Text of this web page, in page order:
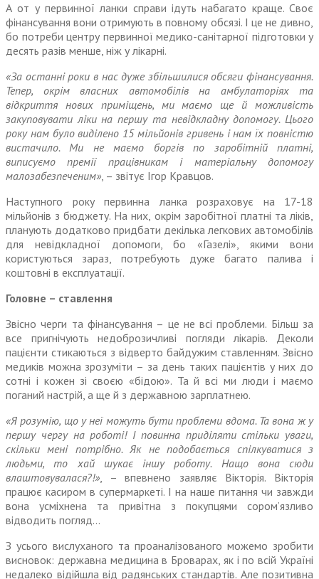
А от у первинної ланки справи ідуть набагато краще. Своє
фінансування вони отримують в повному обсязі. І це не дивно,
бо потреби центру первинної медико-санітарної підготовки у
десять разів менше, ніж у лікарні.
«За останні роки в нас дуже збільшилися обсяги фінансування.
Тепер, окрім власних автомобілів на амбулаторіях та
відкриття нових приміщень, ми маємо ще й можливість
закуповувати ліки на першу та невідкладну допомогу. Цього
року нам було виділено 15 мільйонів гривень і нам їх повністю
вистачило. Ми не маємо боргів по заробітній платні,
виписуємо премії працівникам і матеріальну допомогу
малозабезпеченим», – звітує Ігор Кравцов.
Наступного року первинна ланка розраховує на 17-18
мільйонів з бюджету. На них, окрім заробітної платні та ліків,
планують додатково придбати декілька легкових автомобілів
для невідкладної допомоги, бо «Газелі», якими вони
користуються зараз, потребують дуже багато палива і
коштовні в експлуатації.
Головне – ставлення
Звісно черги та фінансування – це не всі проблеми. Більш за
все пригнічують недоброзичливі погляди лікарів. Деколи
пацієнти стикаються з відверто байдужим ставленням. Звісно
медиків можна зрозуміти – за день таких пацієнтів у них до
сотні і кожен зі своєю «бідою». Та й всі ми люди і маємо
поганий настрій, а ще й з державною зарплатнею.
«Я розумію, що у неї можуть бути проблеми вдома. Та вона ж у
першу чергу на роботі! І повинна приділяти стільки уваги,
скільки мені потрібно. Як не подобається спілкуватися з
людьми, то хай шукає іншу роботу. Нащо вона сюди
влаштовувалася?!», – впевнено заявляє Вікторія. Вікторія
працює касиром в супермаркеті. І на наше питання чи завжди
вона усміхнена та привітна з покупцями сором’язливо
відводить погляд…
З усього вислуханого та проаналізованого можемо зробити
висновок: державна медицина в Броварах, як і по всій Україні
недалеко відійшла від радянських стандартів. Але позитивна